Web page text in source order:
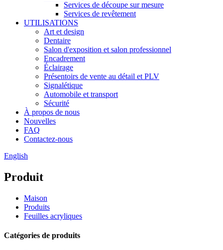
Services de découpe sur mesure
Services de revêtement
UTILISATIONS
Art et design
Dentaire
Salon d'exposition et salon professionnel
Encadrement
Éclairage
Présentoirs de vente au détail et PLV
Signalétique
Automobile et transport
Sécurité
À propos de nous
Nouvelles
FAQ
Contactez-nous
English
Produit
Maison
Produits
Feuilles acryliques
Catégories de produits